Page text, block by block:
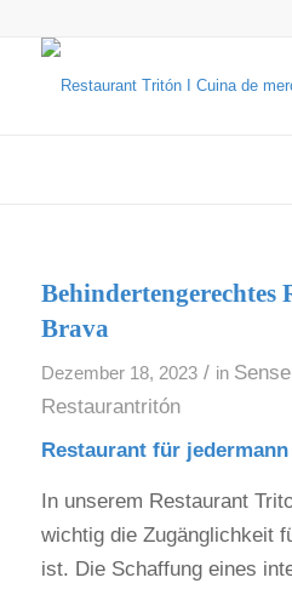
Behindertengerechtes
Brava
Dezember 18, 2023 / in
Restaurantritón
Restaurant für
In unserem Restaurant
wichtig die Zugänglichkeit
ist. Die Schaffung eines